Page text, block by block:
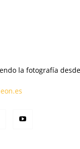
la fotografía